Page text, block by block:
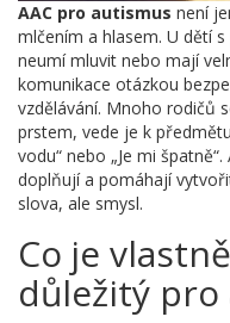
AAC pro autismus není
mlčením a hlasem. U dětí
neumí mluvit nebo mají
komunikace otázkou
vzdělávání. Mnoho rodičů
prstem, vede je k
vodu“ nebo „Je mi
doplňují a pomáhají
slova, ale smysl.
Co je
důležitý pro